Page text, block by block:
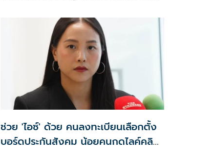
ช่วย 'ไอซ์' ด้วย คนลงทะเบียนเลือกตั้ง
บอร์ดประกันสังคม น้อยคนกดไลค์คลิป